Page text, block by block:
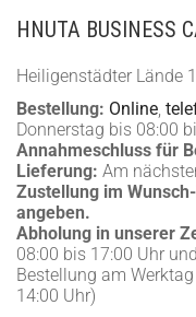
HNUTA BUSINESS
Heiligenstädter Lände
Bestellung: Online,
Donnerstag bis 08:00
Annahmeschluss für
Lieferung: Am
Zustellung im
angeben.
Abholung in unserer
08:00 bis 17:00 Uhr
Bestellung am
14:00 Uhr)